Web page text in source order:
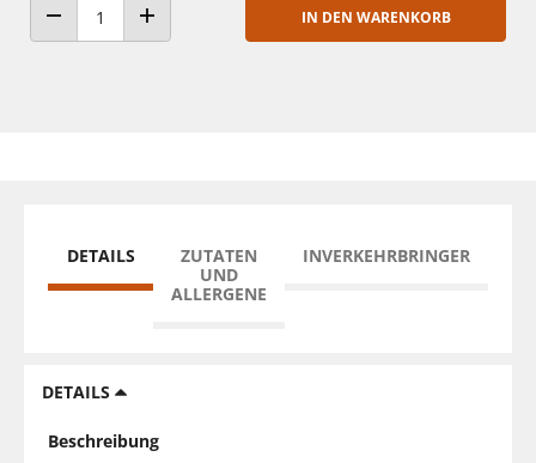
ANZAHL VERRINGERNANZAHL ERHÖHEN
IN DEN WARENKORB
DETAILS
ZUTATEN
UND
ALLERGENE
INVERKEHRBRINGER
DETAILS
Beschreibung